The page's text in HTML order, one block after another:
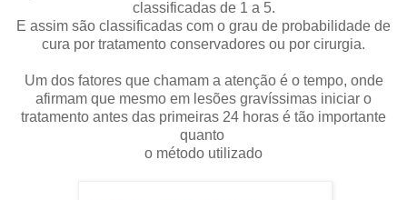
classificadas de 1 a 5.
E assim são classificadas com o grau de probabilidade de
cura por tratamento conservadores ou por cirurgia.
Um dos fatores que chamam a atenção é o tempo, onde
afirmam que mesmo em lesões gravíssimas iniciar o
tratamento antes das primeiras 24 horas é tão importante
quanto
o método utilizado